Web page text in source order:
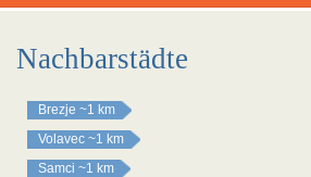
Nachbarstädte
Brezje ~1 km
Volavec ~1 km
Samci ~1 km